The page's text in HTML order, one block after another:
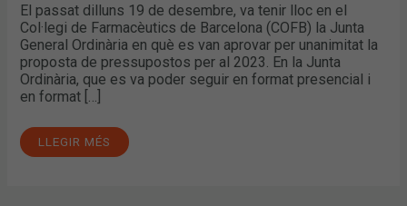
El passat dilluns 19 de desembre, va tenir lloc en el
Col·legi de Farmacèutics de Barcelona (COFB) la Junta
General Ordinària en què es van aprovar per unanimitat la
proposta de pressupostos per al 2023. En la Junta
Ordinària, que es va poder seguir en format presencial i
en format […]
LLEGIR MÉS